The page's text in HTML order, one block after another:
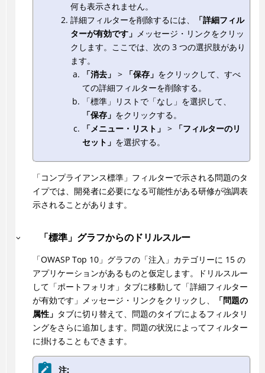
何も表示されません。
詳細フィルターを削除するには、
「詳細フィル
ターが有効です」 メッセージ・リンクをクリッ
クします。ここでは、次の 3 つの選択肢があり
ます。
「消去」 > 「保存」 をクリックして、すべ
ての詳細フィルターを削除する。
「標準」リストで「なし」を選択して、
「保存」 をクリックする。
「メニュー・リスト」 >
「フィルターのリ
セット」 を選択する。
「コンプライアンス標準」フィルターで示される問題のタ
イプでは、開発者に必要になる可能性がある研修が強調表
示されることがあります。
「標準」グラフからのドリルスルー
「OWASP Top 10」グラフの「注入」カテゴリーに 15 の
アプリケーションがあるものと仮定します。ドリルスルー
して「ポートフォリオ」タブに移動して「詳細フィルター
が有効です」メッセージ・リンクをクリックし、
「問題の
属性」 タブに切り替えて、問題のタイプによるフィルタリ
ングをさらに追加します。問題の状況によってフィルター
に掛けることもできます。
注: